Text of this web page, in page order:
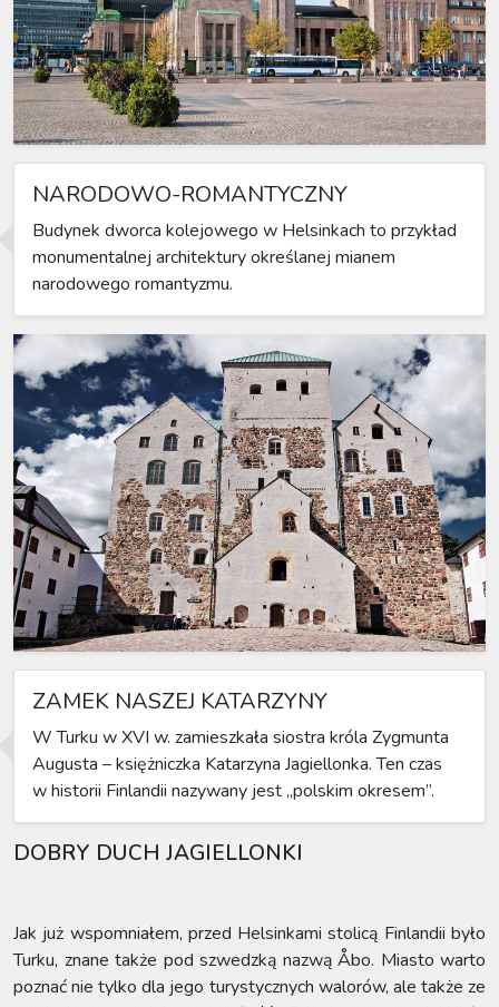
NARODOWO-ROMANTYCZNY
Budynek dworca kolejowego w Helsinkach to przykład
monumentalnej architektury określanej mianem
narodowego romantyzmu.
ZAMEK NASZEJ KATARZYNY
W Turku w XVI w. zamieszkała siostra króla Zygmunta
Augusta – księżniczka Katarzyna Jagiellonka. Ten czas
w historii Finlandii nazywany jest „polskim okresem”.
DOBRY DUCH JAGIELLONKI
Jak już wspomniałem, przed Helsinkami stolicą Finlandii było
Turku, znane także pod szwedzką nazwą Åbo. Miasto warto
poznać nie tylko dla jego turystycznych walorów, ale także ze